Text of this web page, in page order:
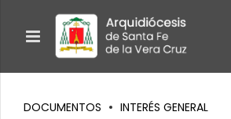
DOCUMENTOS INTERÉS GENERAL